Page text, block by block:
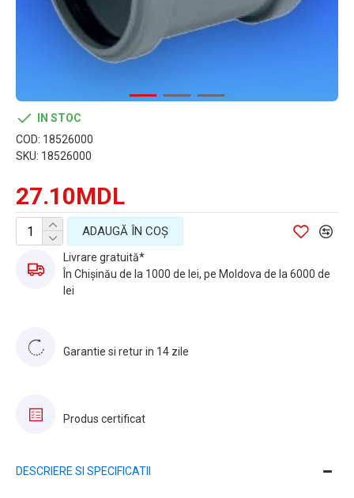
27.10MDL
IN STOC
COD: 18526000
SKU: 18526000
ADAUGĂ ÎN COŞ
Livrare gratuită*
În Chișinău de la 1000 de lei, pe Moldova de la 6000 de
lei
Garantie si retur in 14 zile
Produs certificat
DESCRIERE SI SPECIFICATII